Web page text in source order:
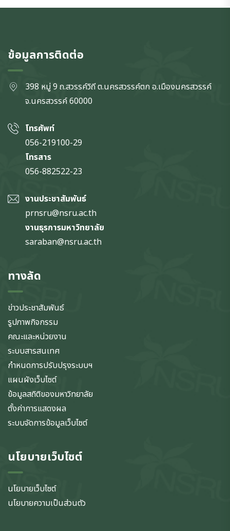
ข้อมูลการติดต่อ
398 หมู่ 9 ถ.สวรรค์วิถี ต.นครสวรรค์ตก อ.เมืองนครสวรรค์
จ.นครสวรรค์60000
โทรศัพท์
056-219100-29
โทรสาร
056-882522-23
งานประชาสัมพันธ์
prnsru@nsru.ac.th
งานธุรการมหาวิทยาลัย
saraban@nsru.ac.th
ทางลัด
ข่าวประชาสัมพันธ์
รูปภาพกิจกรรม
คณะและหน่วยงาน
ระบบสารสนเทศ
กำหนดการปรับปรุงระบบฯ
แผนผังเว็บไซต์
ข้อมูลสถิติของมหาวิทยาลัย
ตั้งค่าการแสดงผล
ระบบจัดการข้อมูลเว็บไซต์
นโยบายเว็บไซต์
นโยบายเว็บไซต์
นโยบายความเป็นส่วนตัว